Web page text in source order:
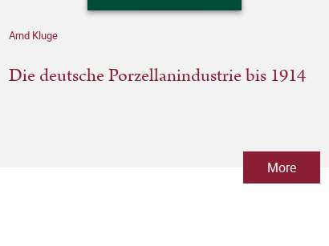
Arnd Kluge
Die deutsche Porzellanindustrie bis 1914
More